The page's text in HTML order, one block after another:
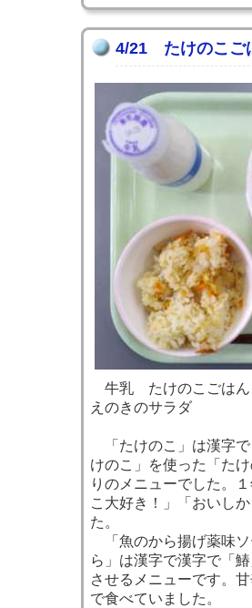
4/21 たけのこご
牛乳 たけのこごは
えのきのサラダ
「たけのこ」は漢字で
けのこ」を使った「た
りのメニューでした。
こ大好き！」「おいし
た。
「魚のから揚げ薬味
ら」は漢字で漢字で「
させるメニューです。
で食べていました。